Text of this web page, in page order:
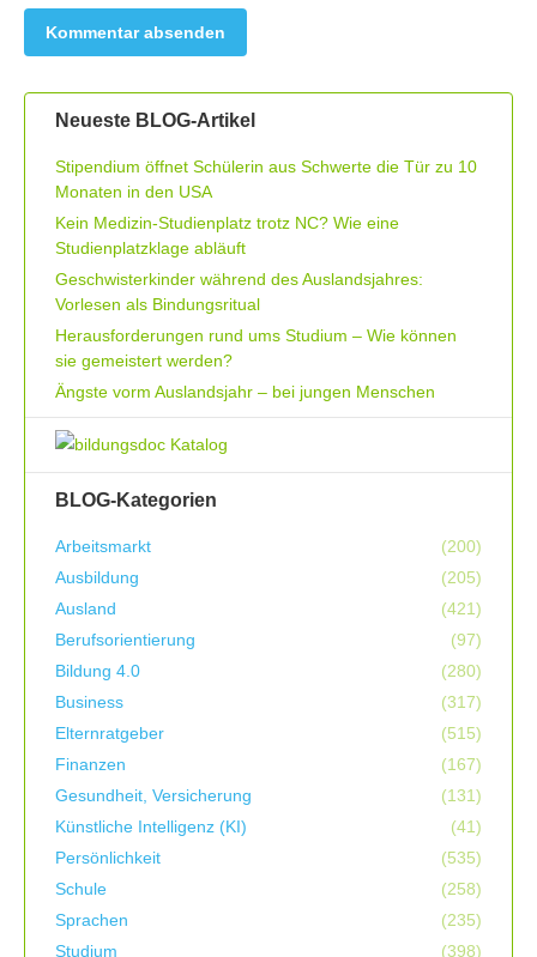
Neueste BLOG-Artikel
Stipendium öffnet Schülerin aus Schwerte die Tür zu 10
Monaten in den USA
Kein Medizin-Studienplatz trotz NC? Wie eine
Studienplatzklage abläuft
Geschwisterkinder während des Auslandsjahres:
Vorlesen als Bindungsritual
Herausforderungen rund ums Studium – Wie können
sie gemeistert werden?
Ängste vorm Auslandsjahr – bei jungen Menschen
BLOG-Kategorien
Arbeitsmarkt
(200)
Ausbildung
(205)
Ausland
(421)
Berufsorientierung
(97)
Bildung 4.0
(280)
Business
(317)
Elternratgeber
(515)
Finanzen
(167)
Gesundheit, Versicherung
(131)
Künstliche Intelligenz (KI)
(41)
Persönlichkeit
(535)
Schule
(258)
Sprachen
(235)
Studium
(398)